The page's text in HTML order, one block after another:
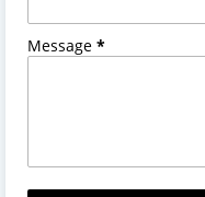
Message *